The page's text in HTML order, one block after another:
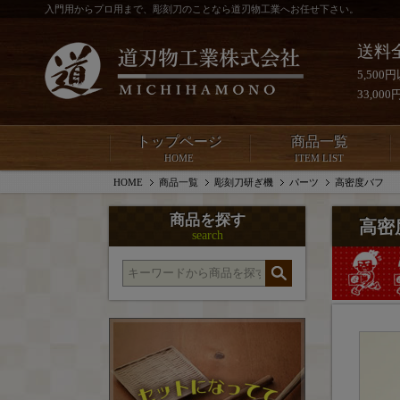
入門用からプロ用まで、彫刻刀のことなら道刃物工業へお任せ下さい。
送料
5,500円
33,000
トップページ
HOME
商品一覧
ITEM LIST
HOME 商品一覧 彫刻刀研ぎ機 パーツ 高密度バフ
高密
商品を探す
search